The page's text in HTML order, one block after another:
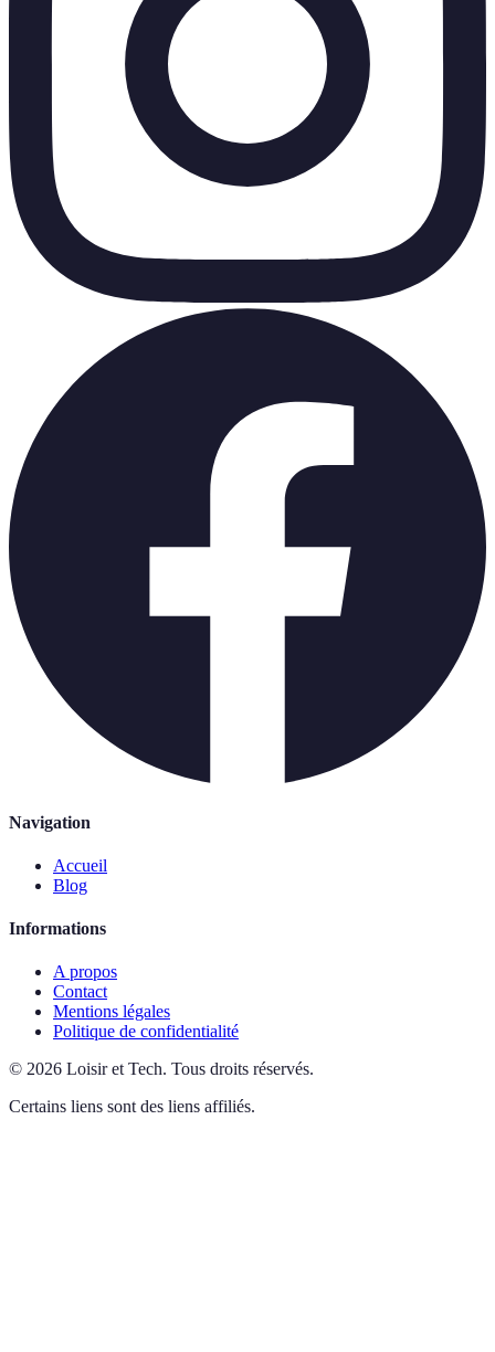
Navigation
Accueil
Blog
Informations
A propos
Contact
Mentions légales
Politique de confidentialité
© 2026 Loisir et Tech. Tous droits réservés.
Certains liens sont des liens affiliés.